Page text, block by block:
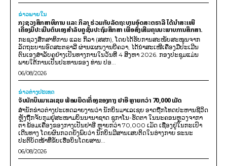
ຂ່າວພາຍ​ໃນ
ກະຊວງສຶກສາທິການ ແລະ ກິລາ ຮ່ວມກັບລັດຖະບານອົດສະຕຣາລີ ໄດ້ນຳສະເໜີ
ເຄື່ອງມືປະເມີນຕົນເອງສຳລັບຄູຊັ້ນປະຖົມສຶກສາ ເພື່ອສົ່ງເສີມຄຸນນະພາບການສຶກສາ.
ກະຊວງສຶກສາທິການ ແລະ ກິລາ (ສສກ), ໂດຍໄດ້ຮັບການສະໜັບສະໜູນຈາກ
ລັດຖະບານອົດສະຕຣາລີ ຜ່ານແຜນງານບີຄວາ, ໄດ້ນຳສະເໜີເຄື່ອງມືປະເມີນ
ຕົນເອງສຳລັບຄູຢ່າງເປັນທາງການໃນວັນທີ 4 ສິງຫາ 2026. ກອງປະຊຸມແມ່ນ
ພາຍໃຕ້ການເປັນປະທານຂອງ ທ່ານ ປອ...
06/08/2026
ຂ່າວຕ່າງປະເທດ
ຈັບນັກບິນມາເລເຊຍ ພ້ອມຍຶດເຄື່ອງຂອງກາງ ຢາອີ ຫຼາຍກວ່າ 70,000 ເມັດ
ສຳນັກຂ່າວຕ່າງປະເທດລາຍງານວ່າ ນັກບິນມາເລເຊຍ ອາດຖືກໂທດປະຫານຊີວິດ
ຫຼັງຖືກຈັບກຸມຢູ່ສະໜາມບິນນານາຊາດ ຊູກາໂນ-ຮັດຕາ ໃນນະຄອນຫຼວງຈາກາ
ຕາ ພ້ອມເຄື່ອງຂອງກາງເປັນຢາອີ ຫຼາຍກວ່າ 70,000 ເມັດ ເຊື່ອງຢູ່ໃນກະເປົາ
ເດີນທາງ ໂດຍຜົນກວດຍັງພົບວ່າ ນັກບິນມີສານເສບຕິດໃນຮ່າງກາຍ ຂະນະ
ປະຕິບັດໜ້າທີ່ຂັບເຮືອບິນໂດຍສານ...
06/08/2026